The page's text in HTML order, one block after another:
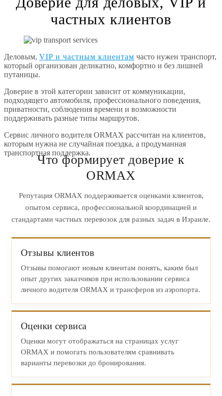
частных клиентов
Деловым, VIP и частным клиентам часто нужен транспорт,
который организован деликатно, комфортно и без лишней
путаницы.
Доверие в этой категории зависит от коммуникации,
подходящего автомобиля, профессионального поведения,
приватности, соблюдения времени и возможности
поддерживать разные типы маршрутов.
Сервис личного водителя ORMAX рассчитан на клиентов,
которым нужна не случайная поездка, а продуманная
транспортная поддержка.
Что формирует доверие к
ORMAX
Репутация ORMAX поддерживается оценками клиентов,
опытом сервиса, профессиональной координацией и
стандартами частных перевозок для разных задач в Израиле.
Отзывы клиентов
Отзывы помогают новым клиентам понять, каким был
опыт других заказчиков при использовании сервиса
личного водителя ORMAX и трансферов из аэропорта.
Оценки сервиса
Оценки могут отображаться на страницах услуг
ORMAX и помогать пользователям сравнивать
варианты перевозки до бронирования.